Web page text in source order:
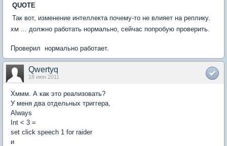
QUOTE
Так вот, изменение интеллекта почему-то не влияет на реплику.
хм ... должно работать нормально, сейчас попробую проверить.
Проверил  нормально работает.
Qwertyq
18 июн 2011
Хммм. А как это реализовать?
У меня два отдельных триггера,
Always
Int < 3 =
set click speech 1 for raider
и